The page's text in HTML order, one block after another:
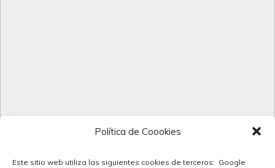
Política de Coookies
Este sitio web utiliza las siguientes cookies de terceros: Google